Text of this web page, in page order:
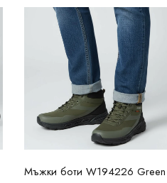
Мъжки боти W194226 Green